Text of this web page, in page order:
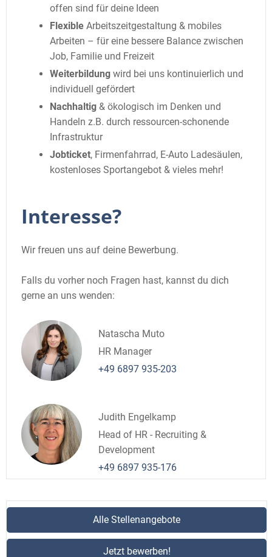
Alle Stellenangebote
Jetzt bewerben!
offen sind für deine Ideen
Flexible Arbeitszeitgestaltung & mobiles
Arbeiten – für eine bessere Balance zwischen
Job, Familie und Freizeit
Weiterbildung wird bei uns kontinuierlich und
individuell gefördert
Nachhaltig & ökologisch im Denken und
Handeln z.B. durch ressourcen-schonende
Infrastruktur
Jobticket, Firmenfahrrad, E-Auto Ladesäulen,
kostenloses Sportangebot & vieles mehr!
Interesse?
Wir freuen uns auf deine Bewerbung.
Falls du vorher noch Fragen hast, kannst du dich
gerne an uns wenden:
Natascha Muto
HR Manager
+49 6897 935-203
Judith Engelkamp
Head of HR - Recruiting &
Development
+49 6897 935-176